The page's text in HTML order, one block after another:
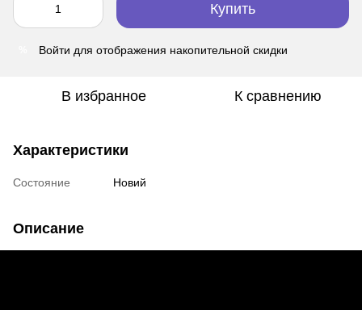
Купить
Войти для отображения накопительной скидки
В избранное К сравнению
Характеристики
Состояние Новий
Описание